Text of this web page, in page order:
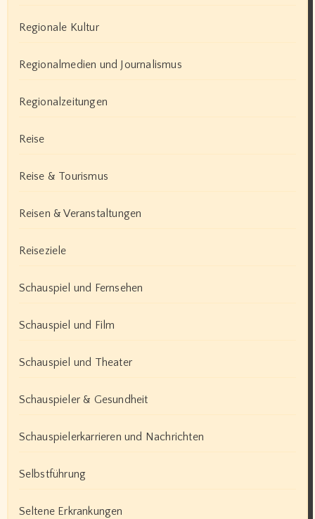
Regionale Kultur
Regionalmedien und Journalismus
Regionalzeitungen
Reise
Reise & Tourismus
Reisen & Veranstaltungen
Reiseziele
Schauspiel und Fernsehen
Schauspiel und Film
Schauspiel und Theater
Schauspieler & Gesundheit
Schauspielerkarrieren und Nachrichten
Selbstführung
Seltene Erkrankungen